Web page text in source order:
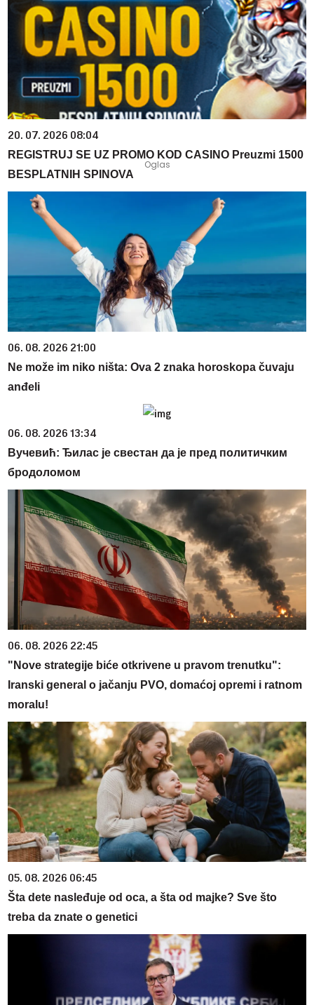
20. 07. 2026 08:04
REGISTRUJ SE UZ PROMO KOD CASINO Preuzmi 1500
BESPLATNIH SPINOVA
06. 08. 2026 21:00
Ne može im niko ništa: Ova 2 znaka horoskopa čuvaju
anđeli
06. 08. 2026 13:34
Вучевић: Ђилас је свестан да је пред политичким
бродоломом
06. 08. 2026 22:45
"Nove strategije biće otkrivene u pravom trenutku":
Iranski general o jačanju PVO, domaćoj opremi i ratnom
moralu!
05. 08. 2026 06:45
Šta dete nasleđuje od oca, a šta od majke? Sve što
treba da znate o genetici